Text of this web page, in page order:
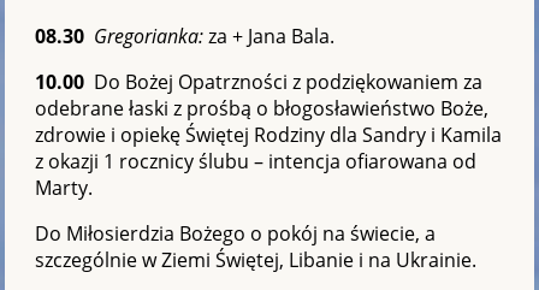
08.30 Gregorianka:za + Jana Bala.
10.00 Do Bożej Opatrzności z podziękowaniem za
odebrane łaski z prośbą o błogosławieństwo Boże,
zdrowie i opiekę Świętej Rodziny dla Sandry i Kamila
z okazji 1 rocznicy ślubu – intencja ofiarowana od
Marty.
Do Miłosierdzia Bożego o pokój na świecie, a
szczególnie w Ziemi Świętej, Libanie i na Ukrainie.